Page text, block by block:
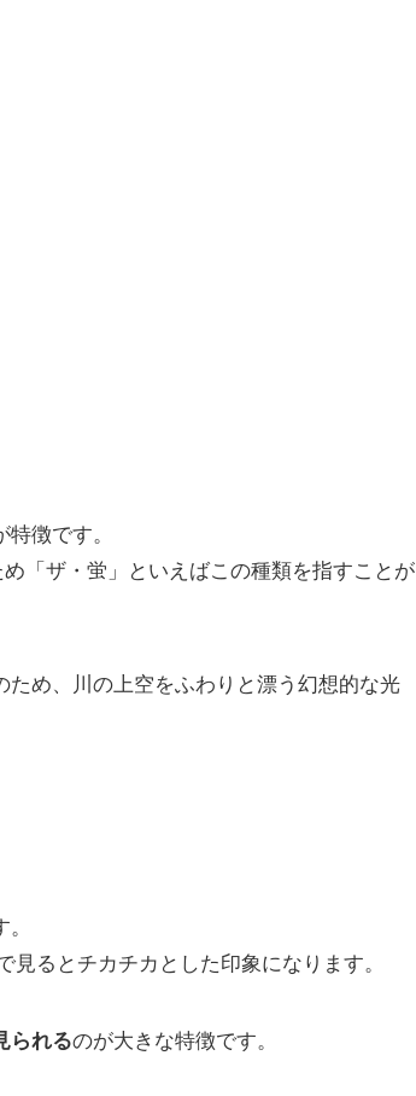
徴です。
「ザ・蛍」といえばこの種類を指すことが
め、川の上空をふわりと漂う幻想的な光
るとチカチカとした印象になります。
られるのが大きな特徴です。